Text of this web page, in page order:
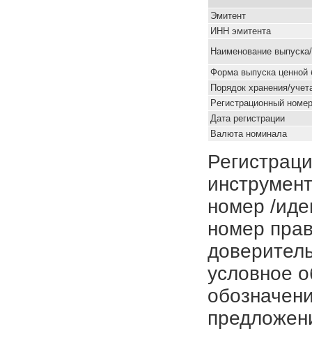
Эмитент
ИНН эмитента
Наименование
Форма выпуска ценной
Порядок хранения/
Pегистрационный номер
Дата регистрации
Валюта номинала
номер /
номер
условное